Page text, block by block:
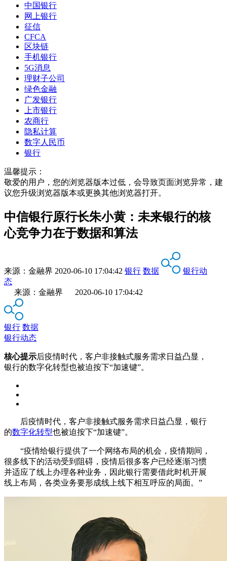
中国银行
网上银行
征信
CFCA
区块链
手机银行
5G消息
理财子公司
绿色金融
广发银行
上市银行
农商行
隐私计算
数字人民币
银行
温馨提示：
敬爱的用户，您的浏览器版本过低，会导致页面浏览异常，建
议您升级浏览器版本或更换其他浏览器打开。
中信银行原行长朱小黄：未来银行的核
心竞争力在于数据和算法
来源： 金融界 2020-06-10 17:04:42 银行 数据
银行动
态
来源：金融界 2020-06-10 17:04:42
银行 数据
银行动态
核心提示后疫情时代，客户非接触式服务需求日益凸显，
银行的数字化转型也被迫按下“加速键”。
后疫情时代，客户非接触式服务需求日益凸显，银行
的数字化转型也被迫按下“加速键”。
“疫情给银行提供了一个网络布局的机会，疫情期间，
很多线下的活动受到阻碍，疫情后很多客户已经逐渐习惯
并适应了线上办理各种业务，因此银行需要借此时机开展
线上布局，各类业务要形成线上线下相互呼应的局面。”